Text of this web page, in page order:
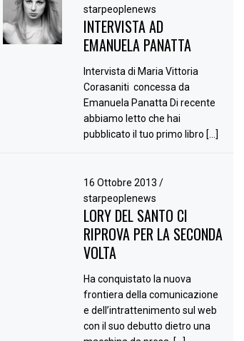
starpeoplenews
INTERVISTA AD
EMANUELA PANATTA
Intervista di Maria Vittoria
Corasaniti concessa da
Emanuela Panatta Di recente
abbiamo letto che hai
pubblicato il tuo primo libro […]
16 Ottobre 2013 /
starpeoplenews
LORY DEL SANTO CI
RIPROVA PER LA SECONDA
VOLTA
Ha conquistato la nuova
frontiera della comunicazione
e dell’intrattenimento sul web
con il suo debutto dietro una